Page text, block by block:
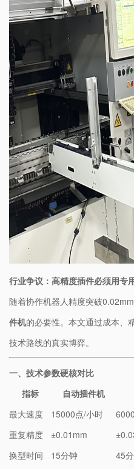
行业争议：高精度插件必须用专
随着协作机器人精度突破
件机的必要性。本文通过成本、
技术路线的真实博弈。
​一、技术参数硬核对比​
指标
自动插件机
最大速度
15000点/小时
重复精度
±0.01mm
换型时间
15分钟
45